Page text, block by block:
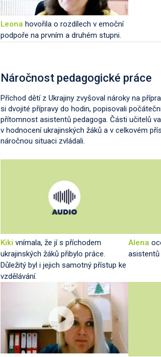
Leona hovořila o rozdílech v emoční
podpoře na prvním a druhém stupni.
Náročnost pedagogické práce
Příchod dětí z Ukrajiny zvyšoval nároky na
si dvojité přípravy do hodin, popisovali
přítomnost asistentů pedagoga. Části učitelů
v hodnocení ukrajinských žáků a v celkovém
náročnou situaci zvládali.
Kiki vnímala, že jí s příchodem
ukrajinských žáků přibylo práce.
Důležitý byl i jejich samotný přístup ke
vzdělávání.
Alena
asistentů